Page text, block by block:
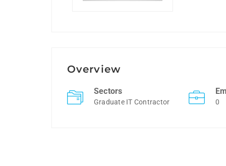
Overview
Sectors
Graduate IT Contractor 0